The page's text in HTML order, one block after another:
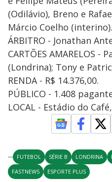
(Odilávio), Breno e
Márcio Coelho (interino).
ÁRBITRO - Jonathan
CARTÕES AMARELOS -
(Londrina); Tony e
RENDA - R$ 14.376,00.
PÚBLICO - 1.408
LOCAL - Estádio do
FUTEBOL SÉRIE B LONDRINA
FASTNEWS
ESPORTE PLUS